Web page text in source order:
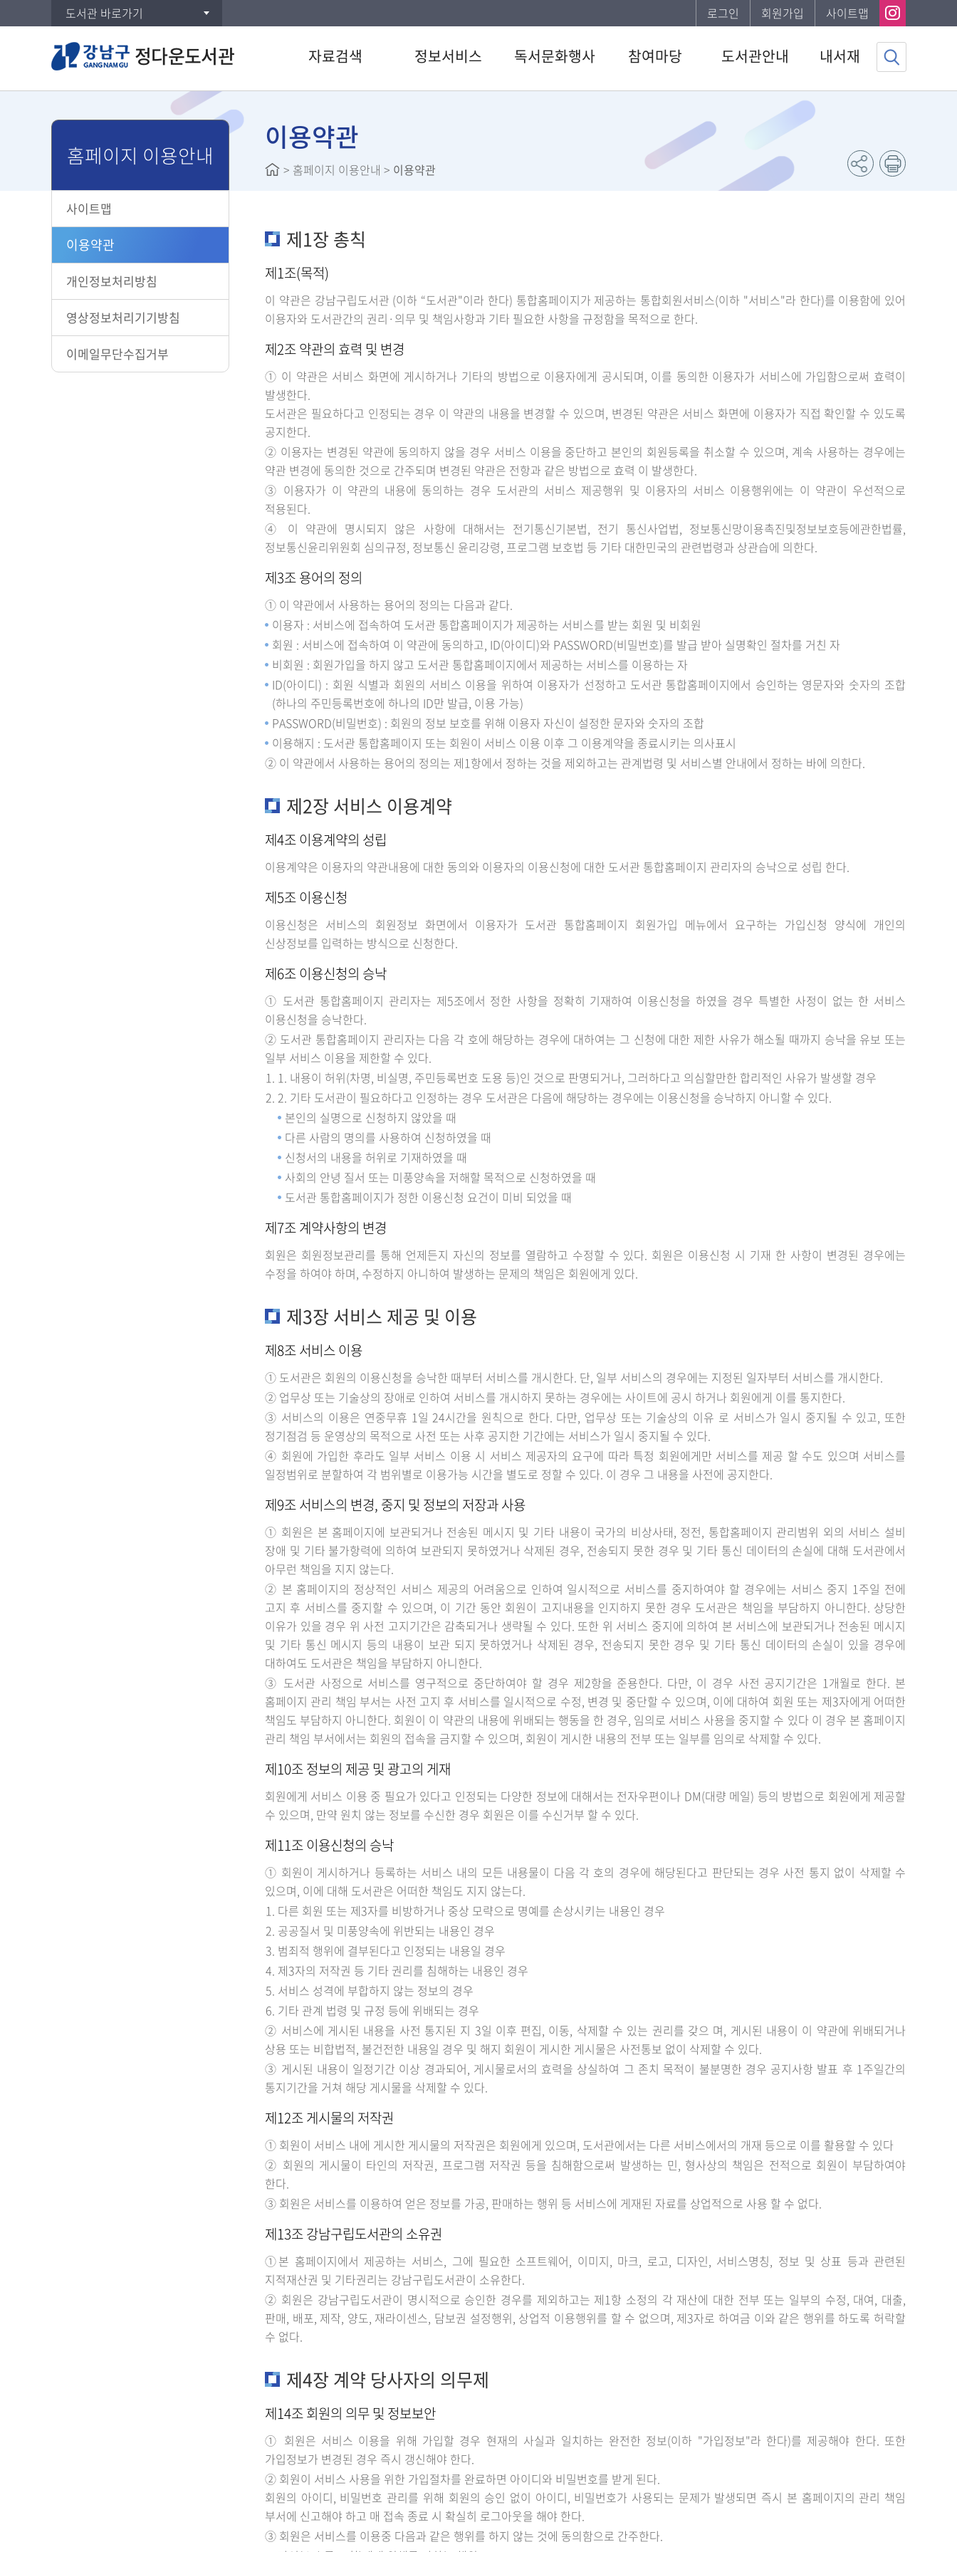
도서관 바로가기 로그인 회원가입 사이트맵
정다운도서관 자료검색
DVD/CD검색
주제별검색
신착자료검색
희망도서신청
정보서비스
U도서관
독서문화행사 참여마당
이용자게시판
신청서비스
도서관안내
이용안내
내서재
기본정보
관심자료목록
나의신청정보
홈페이지 이용안내
사이트맵
이용약관
개인정보처리방침
영상정보처리기기방침
이메일무단수집거부
이용약관
> 홈페이지 이용안내 > 이용약관
제1장 총칙
제1조(목적)
이 약관은 강남구립도서관 (이하 “도서관"이라 한다) 통합홈페이지가 제공하는 통합회원서비스(이하 "서비스"라 한다)를 이용함에 있어
이용자와 도서관간의 권리·의무 및 책임사항과 기타 필요한 사항을 규정함을 목적으로 한다.
제2조 약관의 효력 및 변경
① 이 약관은 서비스 화면에 게시하거나 기타의 방법으로 이용자에게 공시되며, 이를 동의한 이용자가 서비스에 가입함으로써 효력이
발생한다.
도서관은 필요하다고 인정되는 경우 이 약관의 내용을 변경할 수 있으며, 변경된 약관은 서비스 화면에 이용자가 직접 확인할 수 있도록
공지한다.
② 이용자는 변경된 약관에 동의하지 않을 경우 서비스 이용을 중단하고 본인의 회원등록을 취소할 수 있으며, 계속 사용하는 경우에는
약관 변경에 동의한 것으로 간주되며 변경된 약관은 전항과 같은 방법으로 효력 이 발생한다.
③ 이용자가 이 약관의 내용에 동의하는 경우 도서관의 서비스 제공행위 및 이용자의 서비스 이용행위에는 이 약관이 우선적으로
적용된다.
④ 이 약관에 명시되지 않은 사항에 대해서는 전기통신기본법, 전기 통신사업법, 정보통신망이용촉진및정보보호등에관한법률,
정보통신윤리위원회 심의규정, 정보통신 윤리강령, 프로그램 보호법 등 기타 대한민국의 관련법령과 상관습에 의한다.
제3조 용어의 정의
① 이 약관에서 사용하는 용어의 정의는 다음과 같다.
이용자 : 서비스에 접속하여 도서관 통합홈페이지가 제공하는 서비스를 받는 회원 및 비회원
회원 : 서비스에 접속하여 이 약관에 동의하고, ID(아이디)와 PASSWORD(비밀번호)를 발급 받아 실명확인 절차를 거친 자
비회원 : 회원가입을 하지 않고 도서관 통합홈페이지에서 제공하는 서비스를 이용하는 자
ID(아이디) : 회원 식별과 회원의 서비스 이용을 위하여 이용자가 선정하고 도서관 통합홈페이지에서 승인하는 영문자와 숫자의 조합
(하나의 주민등록번호에 하나의 ID만 발급, 이용 가능)
PASSWORD(비밀번호) : 회원의 정보 보호를 위해 이용자 자신이 설정한 문자와 숫자의 조합
이용해지 : 도서관 통합홈페이지 또는 회원이 서비스 이용 이후 그 이용계약을 종료시키는 의사표시
② 이 약관에서 사용하는 용어의 정의는 제1항에서 정하는 것을 제외하고는 관계법령 및 서비스별 안내에서 정하는 바에 의한다.
제2장 서비스 이용계약
제4조 이용계약의 성립
이용계약은 이용자의 약관내용에 대한 동의와 이용자의 이용신청에 대한 도서관 통합홈페이지 관리자의 승낙으로 성립 한다.
제5조 이용신청
이용신청은 서비스의 회원정보 화면에서 이용자가 도서관 통합홈페이지 회원가입 메뉴에서 요구하는 가입신청 양식에 개인의
신상정보를 입력하는 방식으로 신청한다.
제6조 이용신청의 승낙
① 도서관 통합홈페이지 관리자는 제5조에서 정한 사항을 정확히 기재하여 이용신청을 하였을 경우 특별한 사정이 없는 한 서비스
이용신청을 승낙한다.
② 도서관 통합홈페이지 관리자는 다음 각 호에 해당하는 경우에 대하여는 그 신청에 대한 제한 사유가 해소될 때까지 승낙을 유보 또는
일부 서비스 이용을 제한할 수 있다.
1. 내용이 허위(차명, 비실명, 주민등록번호 도용 등)인 것으로 판명되거나, 그러하다고 의심할만한 합리적인 사유가 발생할 경우
2. 기타 도서관이 필요하다고 인정하는 경우 도서관은 다음에 해당하는 경우에는 이용신청을 승낙하지 아니할 수 있다.
본인의 실명으로 신청하지 않았을 때
다른 사람의 명의를 사용하여 신청하였을 때
신청서의 내용을 허위로 기재하였을 때
사회의 안녕 질서 또는 미풍양속을 저해할 목적으로 신청하였을 때
도서관 통합홈페이지가 정한 이용신청 요건이 미비 되었을 때
제7조 계약사항의 변경
회원은 회원정보관리를 통해 언제든지 자신의 정보를 열람하고 수정할 수 있다. 회원은 이용신청 시 기재 한 사항이 변경된 경우에는
수정을 하여야 하며, 수정하지 아니하여 발생하는 문제의 책임은 회원에게 있다.
제3장 서비스 제공 및 이용
제8조 서비스 이용
① 도서관은 회원의 이용신청을 승낙한 때부터 서비스를 개시한다. 단, 일부 서비스의 경우에는 지정된 일자부터 서비스를 개시한다.
② 업무상 또는 기술상의 장애로 인하여 서비스를 개시하지 못하는 경우에는 사이트에 공시 하거나 회원에게 이를 통지한다.
③ 서비스의 이용은 연중무휴 1일 24시간을 원칙으로 한다. 다만, 업무상 또는 기술상의 이유 로 서비스가 일시 중지될 수 있고, 또한
정기점검 등 운영상의 목적으로 사전 또는 사후 공지한 기간에는 서비스가 일시 중지될 수 있다.
④ 회원에 가입한 후라도 일부 서비스 이용 시 서비스 제공자의 요구에 따라 특정 회원에게만 서비스를 제공 할 수도 있으며 서비스를
일정범위로 분할하여 각 범위별로 이용가능 시간을 별도로 정할 수 있다. 이 경우 그 내용을 사전에 공지한다.
제9조 서비스의 변경, 중지 및 정보의 저장과 사용
① 회원은 본 홈페이지에 보관되거나 전송된 메시지 및 기타 내용이 국가의 비상사태, 정전, 통합홈페이지 관리범위 외의 서비스 설비
장애 및 기타 불가항력에 의하여 보관되지 못하였거나 삭제된 경우, 전송되지 못한 경우 및 기타 통신 데이터의 손실에 대해 도서관에서
아무런 책임을 지지 않는다.
② 본 홈페이지의 정상적인 서비스 제공의 어려움으로 인하여 일시적으로 서비스를 중지하여야 할 경우에는 서비스 중지 1주일 전에
고지 후 서비스를 중지할 수 있으며, 이 기간 동안 회원이 고지내용을 인지하지 못한 경우 도서관은 책임을 부담하지 아니한다. 상당한
이유가 있을 경우 위 사전 고지기간은 감축되거나 생략될 수 있다. 또한 위 서비스 중지에 의하여 본 서비스에 보관되거나 전송된 메시지
및 기타 통신 메시지 등의 내용이 보관 되지 못하였거나 삭제된 경우, 전송되지 못한 경우 및 기타 통신 데이터의 손실이 있을 경우에
대하여도 도서관은 책임을 부담하지 아니한다.
③ 도서관 사정으로 서비스를 영구적으로 중단하여야 할 경우 제2항을 준용한다. 다만, 이 경우 사전 공지기간은 1개월로 한다. 본
홈페이지 관리 책임 부서는 사전 고지 후 서비스를 일시적으로 수정, 변경 및 중단할 수 있으며, 이에 대하여 회원 또는 제3자에게 어떠한
책임도 부담하지 아니한다. 회원이 이 약관의 내용에 위배되는 행동을 한 경우, 임의로 서비스 사용을 중지할 수 있다 이 경우 본 홈페이지
관리 책임 부서에서는 회원의 접속을 금지할 수 있으며, 회원이 게시한 내용의 전부 또는 일부를 임의로 삭제할 수 있다.
제10조 정보의 제공 및 광고의 게재
회원에게 서비스 이용 중 필요가 있다고 인정되는 다양한 정보에 대해서는 전자우편이나 DM(대량 메일) 등의 방법으로 회원에게 제공할
수 있으며, 만약 원치 않는 정보를 수신한 경우 회원은 이를 수신거부 할 수 있다.
제11조 이용신청의 승낙
① 회원이 게시하거나 등록하는 서비스 내의 모든 내용물이 다음 각 호의 경우에 해당된다고 판단되는 경우 사전 통지 없이 삭제할 수
있으며, 이에 대해 도서관은 어떠한 책임도 지지 않는다.
다른 회원 또는 제3자를 비방하거나 중상 모략으로 명예를 손상시키는 내용인 경우
공공질서 및 미풍양속에 위반되는 내용인 경우
범죄적 행위에 결부된다고 인정되는 내용일 경우
제3자의 저작권 등 기타 권리를 침해하는 내용인 경우
서비스 성격에 부합하지 않는 정보의 경우
기타 관계 법령 및 규정 등에 위배되는 경우
② 서비스에 게시된 내용을 사전 통지된 지 3일 이후 편집, 이동, 삭제할 수 있는 권리를 갖으 며, 게시된 내용이 이 약관에 위배되거나
상용 또는 비합법적, 불건전한 내용일 경우 및 해지 회원이 게시한 게시물은 사전통보 없이 삭제할 수 있다.
③ 게시된 내용이 일정기간 이상 경과되어, 게시물로서의 효력을 상실하여 그 존치 목적이 불분명한 경우 공지사항 발표 후 1주일간의
통지기간을 거쳐 해당 게시물을 삭제할 수 있다.
제12조 게시물의 저작권
① 회원이 서비스 내에 게시한 게시물의 저작권은 회원에게 있으며, 도서관에서는 다른 서비스에서의 개재 등으로 이를 활용할 수 있다
② 회원의 게시물이 타인의 저작권, 프로그램 저작권 등을 침해함으로써 발생하는 민, 형사상의 책임은 전적으로 회원이 부담하여야
한다.
③ 회원은 서비스를 이용하여 얻은 정보를 가공, 판매하는 행위 등 서비스에 게재된 자료를 상업적으로 사용 할 수 없다.
제13조 강남구립도서관의 소유권
①본 홈페이지에서 제공하는 서비스, 그에 필요한 소프트웨어, 이미지, 마크, 로고, 디자인, 서비스명칭, 정보 및 상표 등과 관련된
지적재산권 및 기타권리는 강남구립도서관이 소유한다.
② 회원은 강남구립도서관이 명시적으로 승인한 경우를 제외하고는 제1항 소정의 각 재산에 대한 전부 또는 일부의 수정, 대여, 대출,
판매, 배포, 제작, 양도, 재라이센스, 담보권 설정행위, 상업적 이용행위를 할 수 없으며, 제3자로 하여금 이와 같은 행위를 하도록 허락할
수 없다.
제4장 계약 당사자의 의무제
제14조 회원의 의무 및 정보보안
① 회원은 서비스 이용을 위해 가입할 경우 현재의 사실과 일치하는 완전한 정보(이하 "가입정보"라 한다)를 제공해야 한다. 또한
가입정보가 변경된 경우 즉시 갱신해야 한다.
② 회원이 서비스 사용을 위한 가입절차를 완료하면 아이디와 비밀번호를 받게 된다.
회원의 아이디, 비밀번호 관리를 위해 회원의 승인 없이 아이디, 비밀번호가 사용되는 문제가 발생되면 즉시 본 홈페이지의 관리 책임
부서에 신고해야 하고 매 접속 종료 시 확실히 로그아웃을 해야 한다.
③ 회원은 서비스를 이용중 다음과 같은 행위를 하지 않는 것에 동의함으로 간주한다.